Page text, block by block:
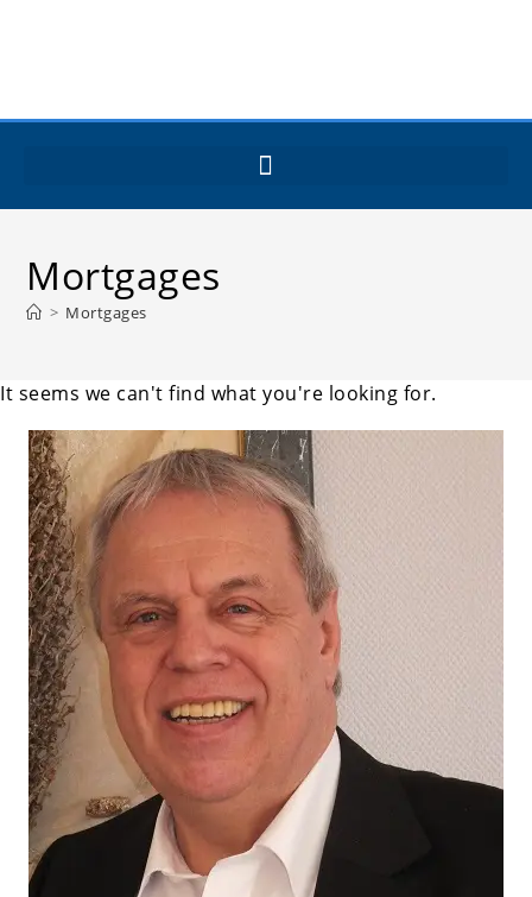
Mortgages
> Mortgages
It seems we can't find what you're looking for.